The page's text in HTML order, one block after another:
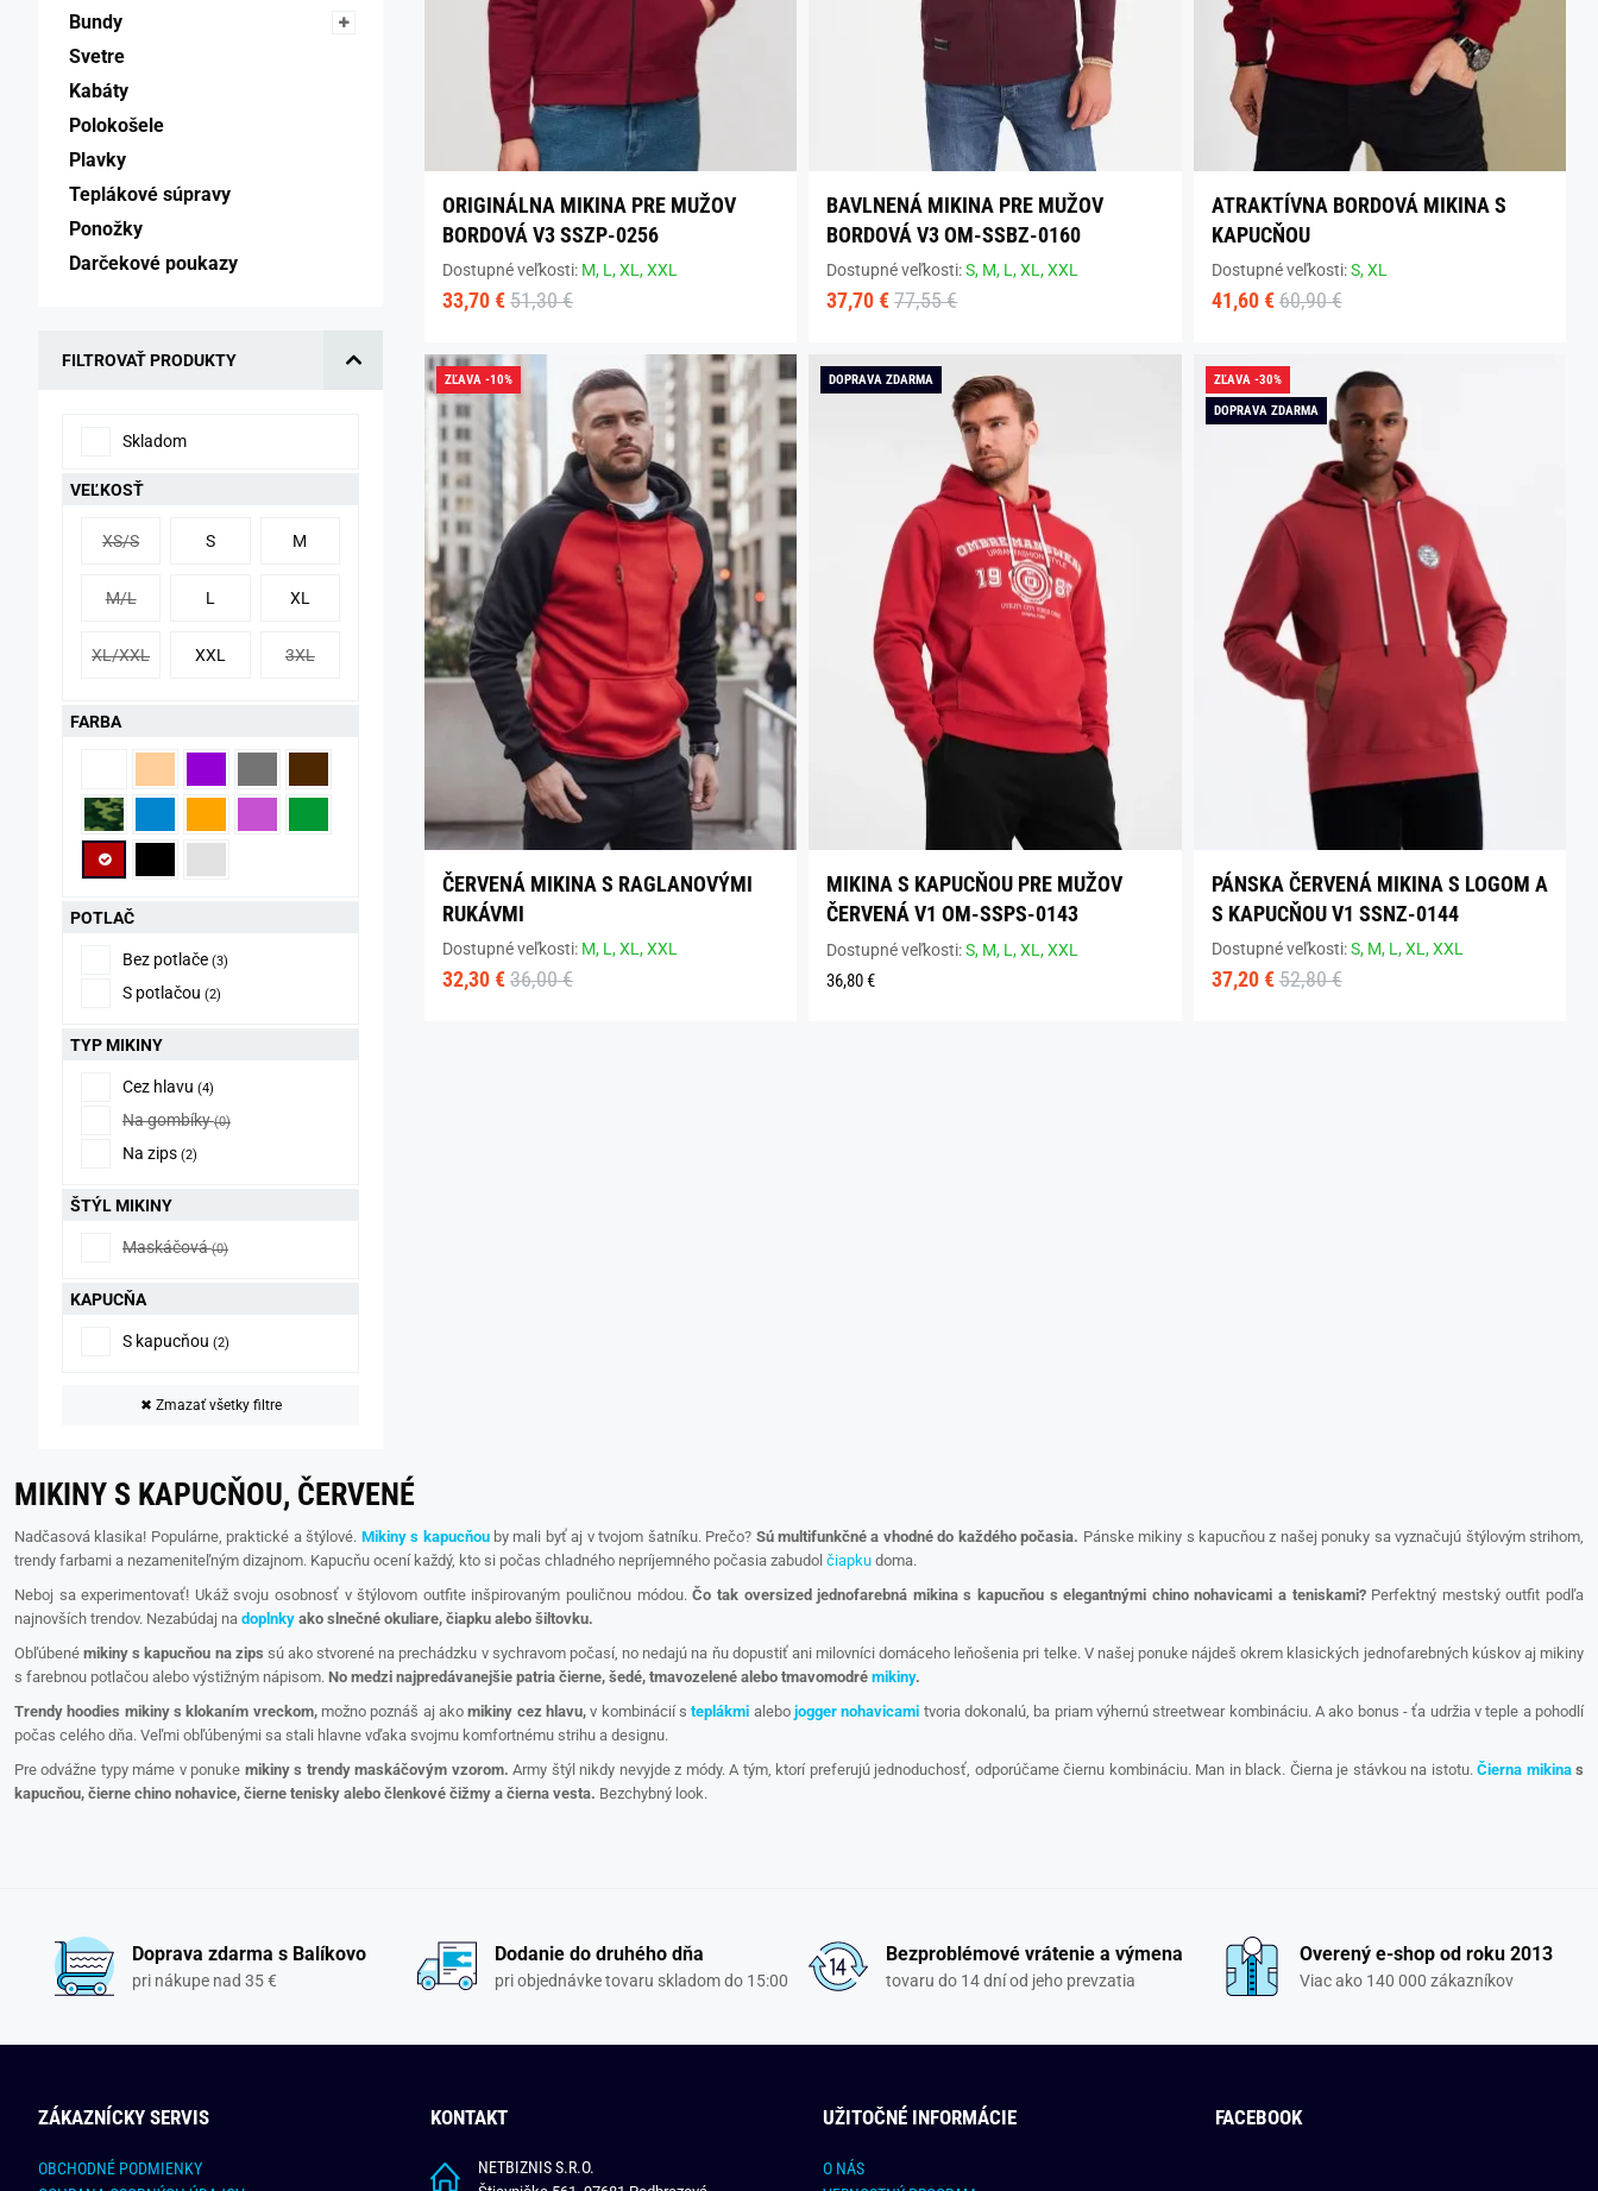
Bundy
Svetre
Kabáty
Polokošele
Plavky
Teplákové súpravy
Ponožky
Darčekové poukazy
FILTROVAŤ PRODUKTY
Skladom
VEĽKOSŤ
XS/S S M
M/L L XL
XL/XXL XXL 3XL
FARBA
POTLAČ
Bez potlače (3)
S potlačou (2)
TYP MIKINY
Cez hlavu (4)
Na gombíky (0)
Na zips (2)
ŠTÝL MIKINY
Maskáčová (0)
KAPUCŇA
S kapucňou (2)
✖ Zmazať všetky filtre
ORIGINÁLNA MIKINA PRE MUŽOV
BORDOVÁ V3 SSZP-0256
Dostupné veľkosti: M, L,XL,XXL
33,70 € 51,30 €
BAVLNENÁ MIKINA PRE MUŽOV
BORDOVÁ V3 OM-SSBZ-0160
Dostupné veľkosti:S, M, L,XL,XXL
37,70 € 77,55 €
ATRAKTÍVNA BORDOVÁ MIKINA S
KAPUCŇOU
Dostupné veľkosti:S,XL
41,60 € 60,90 €
ZĽAVA -10%
ČERVENÁ MIKINA S RAGLANOVÝMI
RUKÁVMI
Dostupné veľkosti: M, L,XL,XXL
32,30 € 36,00 €
DOPRAVA ZDARMA
MIKINA S KAPUCŇOU PRE MUŽOV
ČERVENÁ V1 OM-SSPS-0143
Dostupné veľkosti:S, M, L,XL,XXL
36,80 €
ZĽAVA -30%
DOPRAVA ZDARMA
PÁNSKA ČERVENÁ MIKINA S LOGOM A
S KAPUCŇOU V1 SSNZ-0144
Dostupné veľkosti:S, M, L,XL,XXL
37,20 € 52,80 €
MIKINY S KAPUCŇOU, ČERVENÉ
Nadčasová klasika! Populárne, praktické a štýlové. Mikiny s kapucňouby mali byť aj v tvojom šatníku. Prečo? Sú multifunkčné a vhodné do každého počasia. Pánske mikiny s kapucňou z našej ponuky sa vyznačujú štýlovým strihom,
trendy farbami a nezameniteľným dizajnom. Kapucňu ocení každý, kto si počas chladného nepríjemného počasia zabudol čiapku doma.
Neboj sa experimentovať! Ukáž svoju osobnosť v štýlovom outfite inšpirovaným pouličnou módou.Čo tak oversized jednofarebná mikina s kapucňou s elegantnými chino nohavicami a teniskami?Perfektný mestský outfit podľa
najnovších trendov. Nezabúdaj na doplnky ako slnečné okuliare, čiapku alebo šiltovku.
Obľúbenémikiny s kapucňou na zips sú ako stvorené na prechádzku v sychravom počasí, no nedajú na ňu dopustiť ani milovníci domáceho leňošenia pri telke. V našej ponuke nájdeš okrem klasických jednofarebných kúskov aj mikiny
s farebnou potlačou alebo výstižným nápisom. No medzi najpredávanejšie patria čierne, šedé, tmavozelené alebo tmavomodré mikiny.
Trendy hoodies mikiny s klokaním vreckom,možno poznáš aj akomikiny cez hlavu, v kombinácií steplákmi alebojogger nohavicami tvoria dokonalú, ba priam výhernú streetwear kombináciu. A ako bonus - ťa udržia v teple a pohodlí
počas celého dňa. Veľmi obľúbenými sa stali hlavne vďaka svojmu komfortnému strihu a designu.
Pre odvážne typy máme v ponuke mikiny s trendy maskáčovým vzorom. Army štýl nikdy nevyjde z módy. A tým, ktorí preferujú jednoduchosť, odporúčame čiernu kombináciu. Man in black. Čierna je stávkou na istotu.Čierna mikinas
kapucňou, čierne chino nohavice, čierne tenisky alebo členkové čižmy a čierna vesta. Bezchybný look.
Doprava zdarma s Balíkovo
pri nákupe nad 35 €
Dodanie do druhého dňa
pri objednávke tovaru skladom do 15:00
Bezproblémové vrátenie a výmena
tovaru do 14 dní od jeho prevzatia
Overený e-shop od roku 2013
Viac ako 140 000 zákazníkov
ZÁKAZNÍCKY SERVIS
OBCHODNÉ PODMIENKY
KONTAKT
NETBIZNIS S.R.O.
UŽITOČNÉ INFORMÁCIE
O NÁS
FACEBOOK